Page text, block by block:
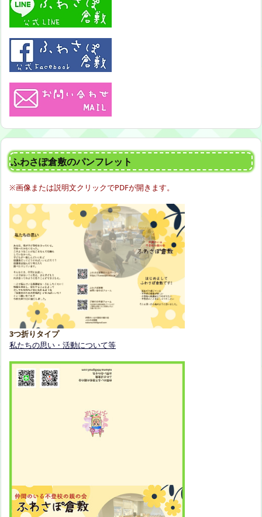
ふわさぽ倉敷のパンフレット
※画像または説明文クリックでPDFが開きます。
3つ折りタイプ
私たちの思い・活動について等